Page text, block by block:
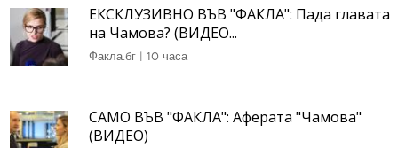
ЕКСКЛУЗИВНО ВЪВ "ФАКЛА": Пада главата
на Чамова? (ВИДЕО...
Факла.бг | 10 часа
САМО ВЪВ "ФАКЛА": Аферата "Чамова"
(ВИДЕО)